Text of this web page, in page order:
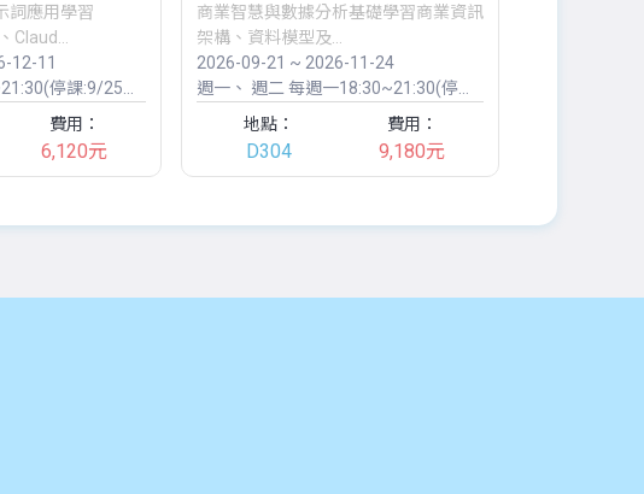
詞應用學習
Claud...
12-11
停課:9/25、10/9)
費用：
6,120元
商業智慧與數據分析基礎學習商業資訊
架構、資料模型及...
2026-09-21 ~ 2026-11-24
週一
週二 每週一18:30~21:30(停課:9/28、10/26)、每週二18:30~21:30
地點：
D304
費用：
9,180元